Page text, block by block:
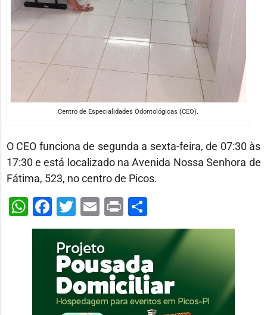
Centro de Especialidades Odontológicas (CEO).
O CEO funciona de segunda a sexta-feira, de 07:30 às
17:30 e está localizado na Avenida Nossa Senhora de
Fátima, 523, no centro de Picos.
WhatsApp
Facebook
Twitter
Email
PrintShare